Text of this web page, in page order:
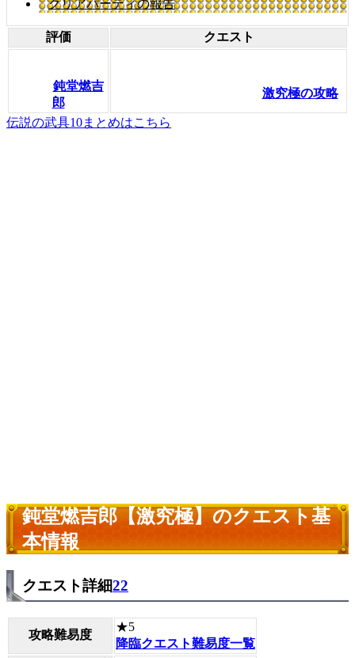
クリアパーティの報告
評価 クエスト
鈍堂燃吉
郎
激究極の攻略
伝説の武具10まとめはこちら
鈍堂燃吉郎【激究極】のクエスト基
本情報
クエスト詳細22
攻略難易度
★5
降臨クエスト難易度一覧